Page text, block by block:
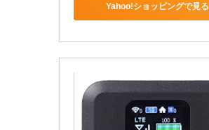
Yahoo!ショッピングで見る